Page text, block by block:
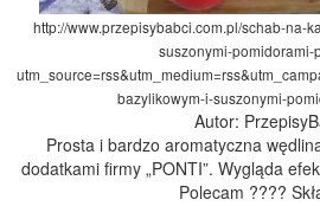
http://www.przepisybabci.com.pl/schab-na-
suszonymi-pomidorami-
bazylikowym-i-suszonymi-
Autor:
Prosta i bardzo aromatyczna
dodatkami firmy „PONTI”. Wygląda
Polecam ????